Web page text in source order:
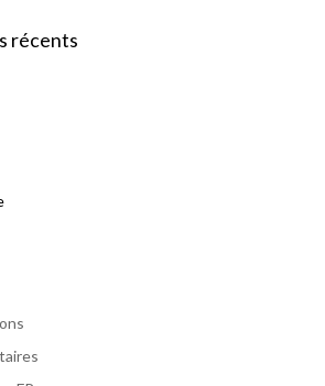
récents